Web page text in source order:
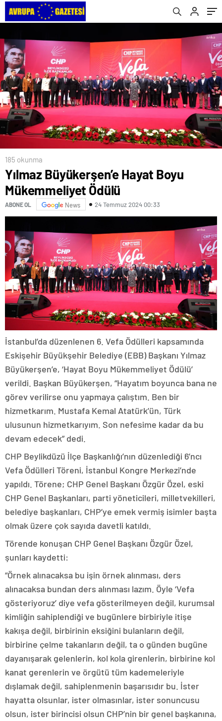
185 okunma
Yılmaz Büyükerşen’e Hayat Boyu
Mükemmeliyet Ödülü
ABONE OL News 24 Temmuz 2024 00:33
İstanbul’da düzenlenen 6. Vefa Ödülleri kapsamında
Eskişehir Büyükşehir Belediye (EBB) Başkanı Yılmaz
Büyükerşen’e, ‘Hayat Boyu Mükemmeliyet Ödülü’
verildi. Başkan Büyükerşen, “Hayatım boyunca bana ne
görev verilirse onu yapmaya çalıştım. Ben bir
hizmetkarım. Mustafa Kemal Atatürk’ün, Türk
ulusunun hizmetkarıyım. Son nefesime kadar da bu
devam edecek” dedi.
CHP Beylikdüzü İlçe Başkanlığı’nın düzenlediği 6’ncı
Vefa Ödülleri Töreni, İstanbul Kongre Merkezi’nde
yapıldı. Törene; CHP Genel Başkanı Özgür Özel, eski
CHP Genel Başkanları, parti yöneticileri, milletvekilleri,
belediye başkanları, CHP’ye emek vermiş isimler başta
olmak üzere çok sayıda davetli katıldı.
Törende konuşan CHP Genel Başkanı Özgür Özel,
şunları kaydetti:
“Örnek alınacaksa bu işin örnek alınması, ders
alınacaksa bundan ders alınması lazım. Öyle ‘Vefa
gösteriyoruz’ diye vefa gösterilmeyen değil, kurumsal
kimliğin sahiplendiği ve bugünlere birbiriyle itişe
kakışa değil, birbirinin eksiğini bulanların değil,
birbirine çelme takanların değil, ta o günden bugüne
dayanışarak gelenlerin, kol kola girenlerin, birbirine kol
kanat gerenlerin ve örgütü tüm kademeleriyle
dışlamak değil, sahiplenmenin başarısıdır bu. İster
hayatta olsunlar, ister olmasınlar, ister sonuncusu
olsun, ister birincisi olsun CHP’nin bir genel başkanına,